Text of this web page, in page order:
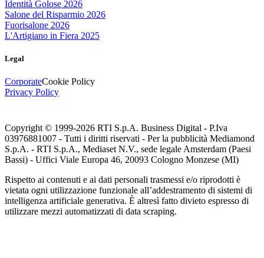
Identità Golose 2026
Salone del Risparmio 2026
Fuorisalone 2026
L'Artigiano in Fiera 2025
Legal
CorporateCookie Policy
Privacy Policy
Copyright © 1999-2026 RTI S.p.A. Business Digital - P.Iva
03976881007 - Tutti i diritti riservati - Per la pubblicità Mediamond
S.p.A. - RTI S.p.A., Mediaset N.V., sede legale Amsterdam (Paesi
Bassi) - Uffici Viale Europa 46, 20093 Cologno Monzese (MI)
Rispetto ai contenuti e ai dati personali trasmessi e/o riprodotti è
vietata ogni utilizzazione funzionale all’addestramento di sistemi di
intelligenza artificiale generativa. È altresì fatto divieto espresso di
utilizzare mezzi automatizzati di data scraping.